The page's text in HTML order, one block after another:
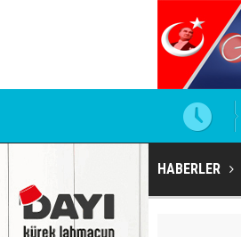
HABERLER